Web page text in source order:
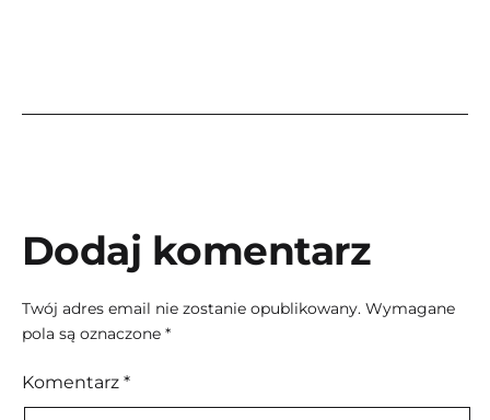
Dodaj komentarz
Twój adres email nie zostanie opublikowany. Wymagane
pola są oznaczone *
Komentarz *